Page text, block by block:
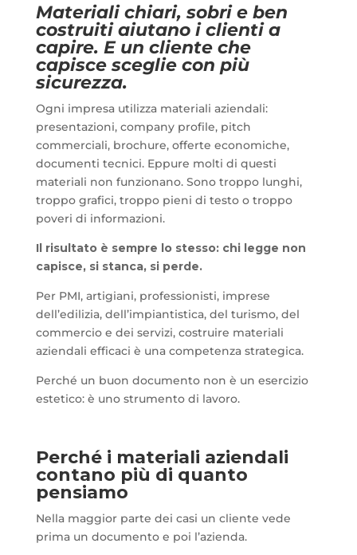
Materiali chiari, sobri e ben
costruiti aiutano i clienti a
capire. E un cliente che
capisce sceglie con più
sicurezza.
Ogni impresa utilizza materiali aziendali:
presentazioni, company profile, pitch
commerciali, brochure, offerte economiche,
documenti tecnici. Eppure molti di questi
materiali non funzionano. Sono troppo lunghi,
troppo grafici, troppo pieni di testo o troppo
poveri di informazioni.
Il risultato è sempre lo stesso: chi legge non
capisce, si stanca, si perde.
Per PMI, artigiani, professionisti, imprese
dell’edilizia, dell’impiantistica, del turismo, del
commercio e dei servizi, costruire materiali
aziendali efficaci è una competenza strategica.
Perché un buon documento non è un esercizio
estetico: è uno strumento di lavoro.
Perché i materiali aziendali
contano più di quanto
pensiamo
Nella maggior parte dei casi un cliente vede
prima un documento e poi l’azienda.